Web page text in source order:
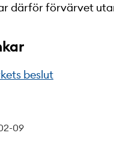
därför förvärvet
beslut
09